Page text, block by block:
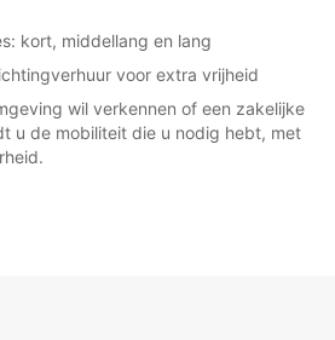
kort, middellang en lang
voor extra vrijheid
wil verkennen of een zakelijke
u de mobiliteit die u nodig hebt, met